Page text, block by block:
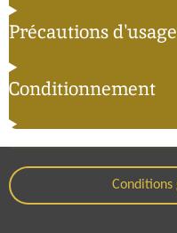
Précautions d'usage
Conditionnement
Conditions